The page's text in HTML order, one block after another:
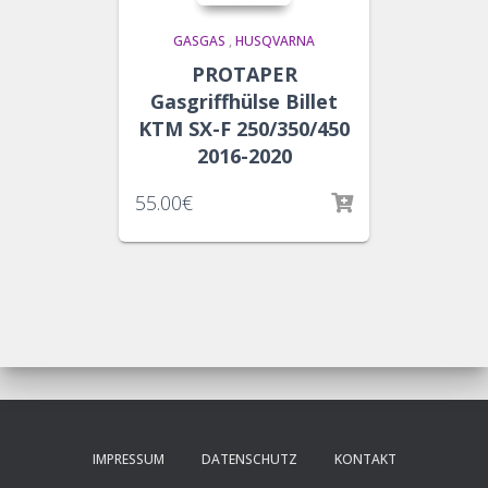
GASGAS , HUSQVARNA
PROTAPER
Gasgriffhülse Billet
KTM SX-F 250/350/450
2016-2020
55.00€
IMPRESSUM DATENSCHUTZ KONTAKT